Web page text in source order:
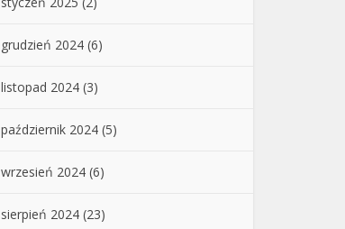
grudzień 2024 (6)
listopad 2024 (3)
październik 2024 (5)
wrzesień 2024 (6)
sierpień 2024 (23)